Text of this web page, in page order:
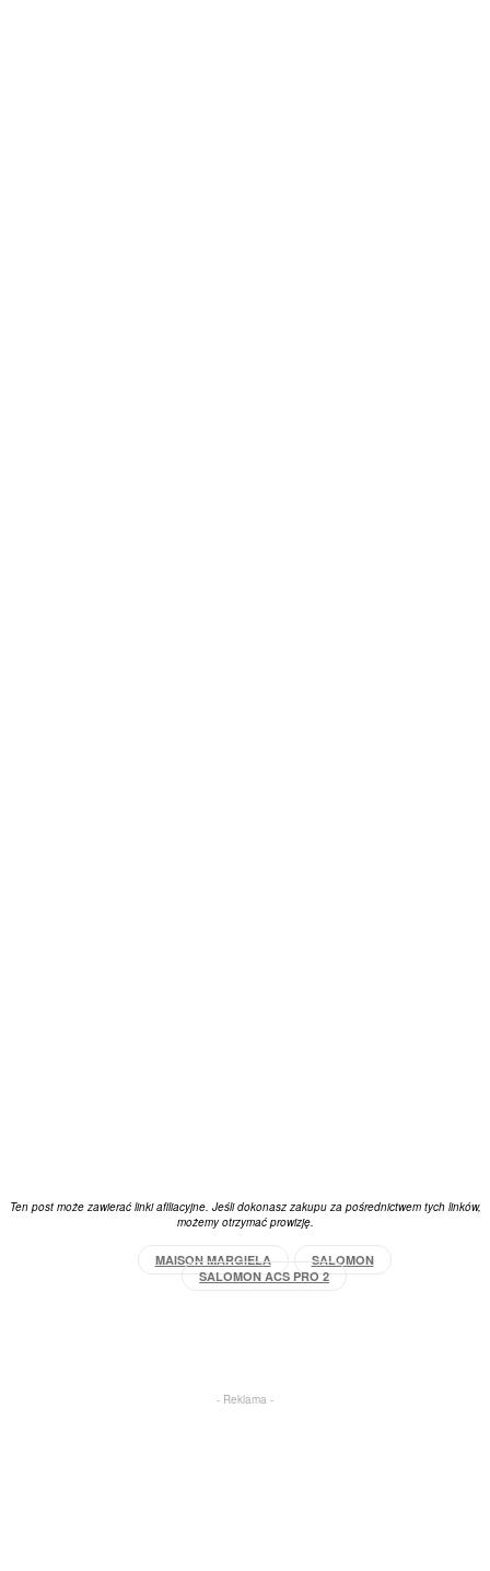
Ten post może zawierać linki afiliacyjne. Jeśli dokonasz zakupu za pośrednictwem tych linków,
możemy otrzymać prowizję.
MAISON MARGIELA
SALOMON
SALOMON ACS PRO 2
- Reklama -